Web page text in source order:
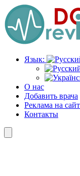
Перейти
к
содержимому
Язык:
О нас
Добавить врача
Реклама на
Контакты